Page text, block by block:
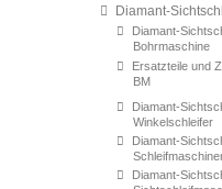
Diamant-
Diamant-
Bohrmaschine
Ersatzteile und
BM
Diamant-
Winkelschleifer
Diamant-
Diamant-